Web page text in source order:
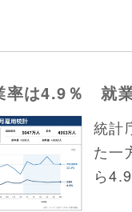
率は4.9％ 就
統計
た一
ら